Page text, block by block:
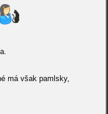
má však pamlsky,